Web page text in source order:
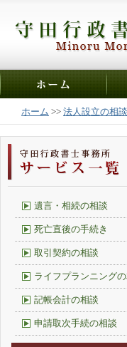
ホーム >> 法人設立の相談
遺言・相続の相談
死亡直後の手続き
取引契約の相談
ライフプランニング
記帳会計の相談
申請取次手続の相談